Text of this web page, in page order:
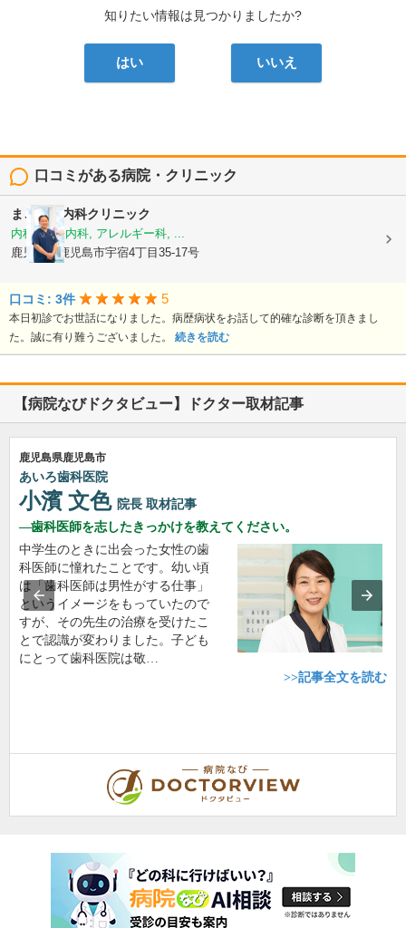
知りたい情報は見つかりましたか?
はい いいえ
口コミがある病院・クリニック
まごころ内科クリニック
内科, 神経内科, アレルギー科, ...
鹿児島県鹿児島市宇宿4丁目35-17号
口コミ: 3件 5
本日初診でお世話になりました。病歴病状をお話して的確な診断を頂きまし
た。誠に有り難うございました。 続きを読む
【病院なびドクタビュー】ドクター取材記事
鹿児島県鹿児島市
あいろ歯科医院
小濱 文色 院長 取材記事
歯科医師を志したきっかけを教えてください。
中学生のときに出会った女性の歯
科医師に憧れたことです。幼い頃
は「歯科医師は男性がする仕事」
というイメージをもっていたので
すが、その先生の治療を受けたこ
とで認識が変わりました。子ども
にとって歯科医院は敬…
>>記事全文を読む